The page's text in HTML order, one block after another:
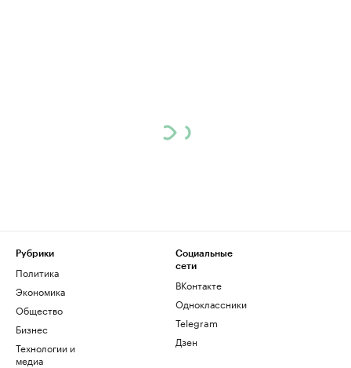
Рубрики
Политика
Экономика
Общество
Бизнес
Технологии и
медиа
Социальные
сети
ВКонтакте
Одноклассники
Telegram
Дзен